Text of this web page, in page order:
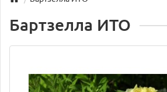
Бартзелла ИТО